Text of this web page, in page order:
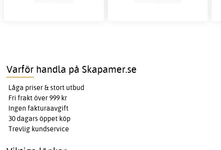
Varför handla på Skapamer.se
Låga priser & stort utbud
Fri frakt över 999 kr
Ingen fakturaavgift
30 dagars öppet köp
Trevlig kundservice